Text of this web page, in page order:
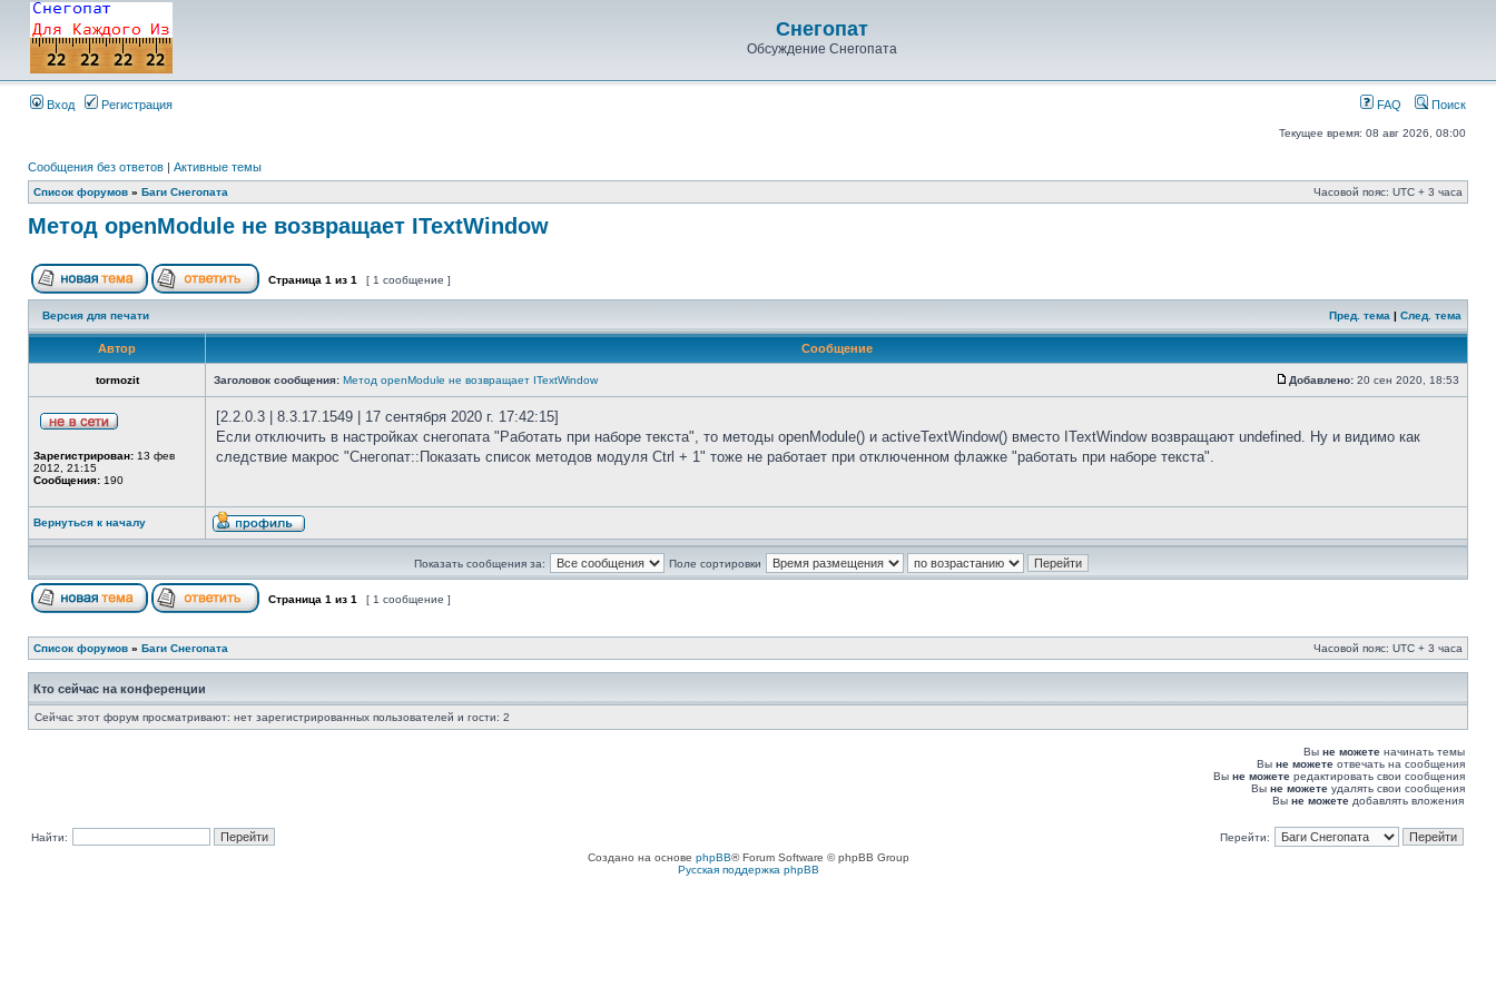
Снегопат
Обсуждение Снегопата
Вход Регистрация FAQ Поиск
Текущее время: 08 авг 2026, 08:00
Сообщения без ответов | Активные темы
Список форумов » Баги Снегопата Часовой пояс: UTC + 3 часа
Метод openModule не возвращает ITextWindow
Страница 1 из 1 [ 1 сообщение ]
Версия для печати Пред. тема | След. тема
Автор Сообщение
tormozit Заголовок сообщения: Метод openModule не возвращает ITextWindow Добавлено: 20 сен 2020, 18:53
Зарегистрирован: 13 фев
2012, 21:15
Сообщения: 190
[2.2.0.3 | 8.3.17.1549 | 17 сентября 2020 г. 17:42:15]
Если отключить в настройках снегопата "Работать при наборе текста", то методы openModule() и activeTextWindow() вместо ITextWindow возвращают undefined. Ну и видимо как
следствие макрос "Снегопат::Показать список методов модуля Ctrl + 1" тоже не работает при отключенном флажке "работать при наборе текста".
Вернуться к началу
Показать сообщения за: Поле сортировки
Страница 1 из 1 [ 1 сообщение ]
Список форумов » Баги Снегопата Часовой пояс: UTC + 3 часа
Кто сейчас на конференции
Сейчас этот форум просматривают: нет зарегистрированных пользователей и гости: 2
Вы не можете начинать темы
Вы не можете отвечать на сообщения
Вы не можете редактировать свои сообщения
Вы не можете удалять свои сообщения
Вы не можете добавлять вложения
Найти:
Перейти:
Создано на основе phpBB® Forum Software © phpBB Group
Русская поддержка phpBB